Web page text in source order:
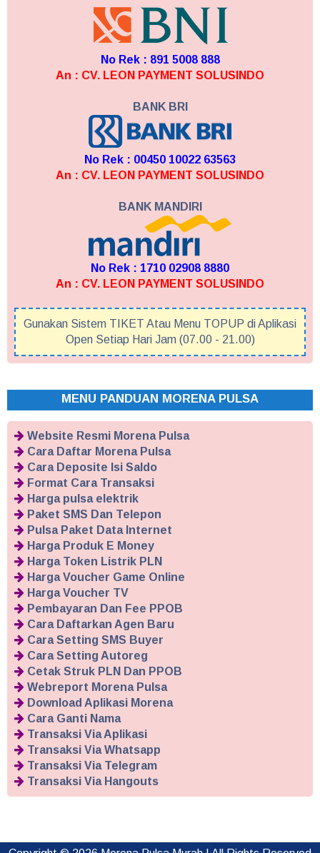
No Rek : 891 5008 888
An : CV. LEON PAYMENT SOLUSINDO
BANK BRI
No Rek : 00450 10022 63563
An : CV. LEON PAYMENT SOLUSINDO
BANK MANDIRI
No Rek : 1710 02908 8880
An : CV. LEON PAYMENT SOLUSINDO
Gunakan Sistem TIKET Atau Menu TOPUP di Aplikasi
Open Setiap Hari Jam (07.00 - 21.00)
MENU PANDUAN MORENA PULSA
Website Resmi Morena Pulsa
Cara Daftar Morena Pulsa
Cara Deposite Isi Saldo
Format Cara Transaksi
Harga pulsa elektrik
Paket SMS Dan Telepon
Pulsa Paket Data Internet
Harga Produk E Money
Harga Token Listrik PLN
Harga Voucher Game Online
Harga Voucher TV
Pembayaran Dan Fee PPOB
Cara Daftarkan Agen Baru
Cara Setting SMS Buyer
Cara Setting Autoreg
Cetak Struk PLN Dan PPOB
Webreport Morena Pulsa
Download Aplikasi Morena
Cara Ganti Nama
Transaksi Via Aplikasi
Transaksi Via Whatsapp
Transaksi Via Telegram
Transaksi Via Hangouts